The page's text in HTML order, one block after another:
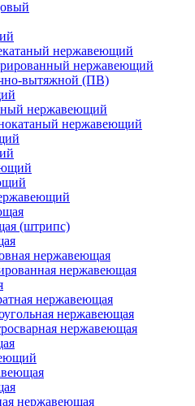
нержавеющий
нержавеющий
вытяжной (ПВ)
нержавеющий
нержавеющий
(штрипс)
нержавеющая
нержавеющая
нержавеющая
нержавеющая
нержавеющая
нержавеющая